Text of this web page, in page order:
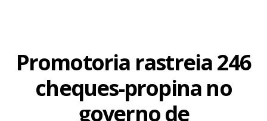
Promotoria rastreia 246
cheques-propina no
governo de